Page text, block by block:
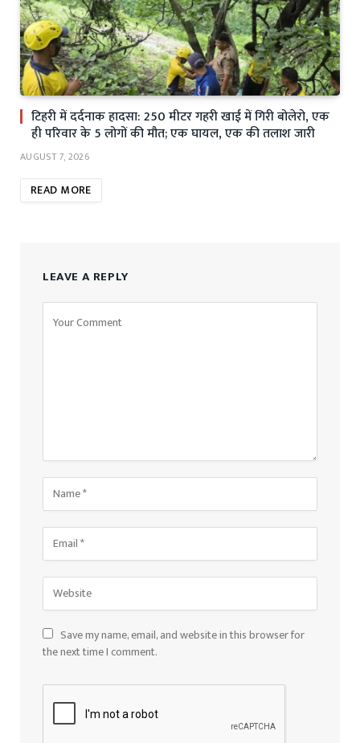
टिहरी में दर्दनाक हादसा: 250 मीटर गहरी खाई में गिरी बोलेरो, एक
ही परिवार के 5 लोगों की मौत; एक घायल, एक की तलाश जारी
AUGUST 7, 2026
READ MORE
LEAVE A REPLY
Save my name, email, and website in this browser for
the next time I comment.